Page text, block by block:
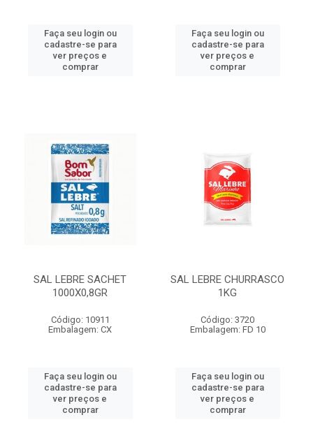
Faça seu login ou
cadastre-se para
ver preços e
comprar
Faça seu login ou
cadastre-se para
ver preços e
comprar
SAL LEBRE SACHET
1000X0,8GR
Código: 10911
Embalagem: CX
Faça seu login ou
cadastre-se para
ver preços e
comprar
SAL LEBRE CHURRASCO
1KG
Código: 3720
Embalagem: FD 10
Faça seu login ou
cadastre-se para
ver preços e
comprar